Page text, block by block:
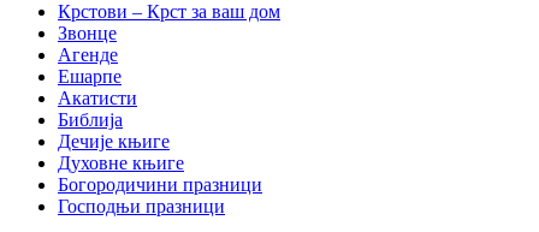
Крстови – Крст за ваш дом
Звонце
Агенде
Ешарпе
Акатисти
Библија
Дечије књиге
Духовне књиге
Богородичини празници
Господњи празници